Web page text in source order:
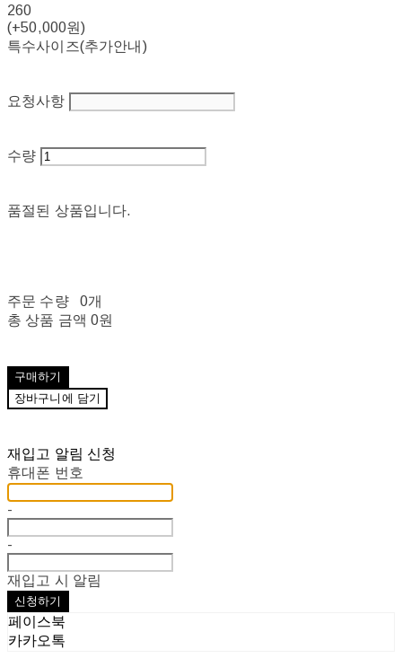
260
(+50,000원)
특수사이즈(추가안내)
요청사항
수량
품절된 상품입니다.
주문 수량
0개
총 상품 금액 0원
구매하기
장바구니에 담기
재입고 알림 신청
휴대폰 번호
-
-
재입고 시 알림
신청하기
페이스북
카카오톡